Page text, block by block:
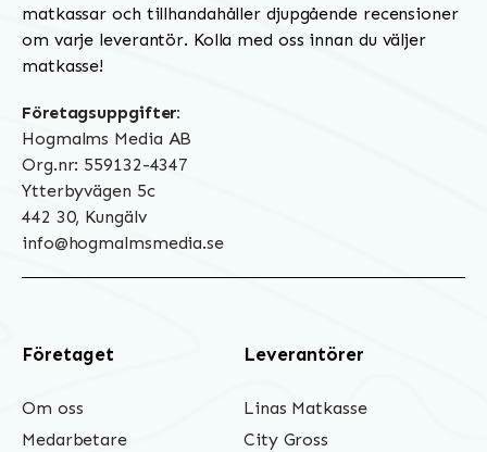
matkassar och tillhandahåller djupgående recensioner
om varje leverantör. Kolla med oss innan du väljer
matkasse!
Företagsuppgifter:
Hogmalms Media AB
Org.nr: 559132-4347
Ytterbyvägen 5c
442 30, Kungälv
info@hogmalmsmedia.se
Företaget
Om oss
Medarbetare
Leverantörer
Linas Matkasse
City Gross